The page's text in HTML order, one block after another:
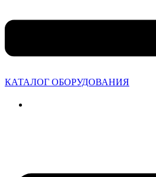
КАТАЛОГ ОБОРУДОВАНИЯ